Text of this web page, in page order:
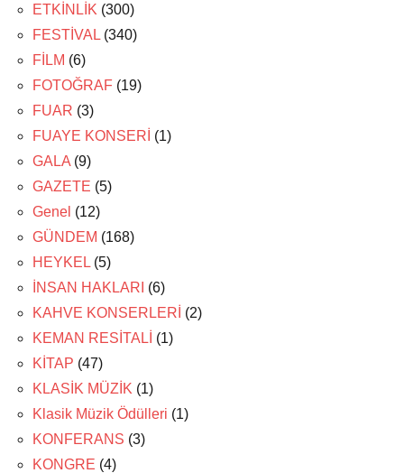
ETKİNLİK (300)
FESTİVAL (340)
FİLM (6)
FOTOĞRAF (19)
FUAR (3)
FUAYE KONSERİ (1)
GALA (9)
GAZETE (5)
Genel (12)
GÜNDEM (168)
HEYKEL (5)
İNSAN HAKLARI (6)
KAHVE KONSERLERİ (2)
KEMAN RESİTALİ (1)
KİTAP (47)
KLASİK MÜZİK (1)
Klasik Müzik Ödülleri (1)
KONFERANS (3)
KONGRE (4)